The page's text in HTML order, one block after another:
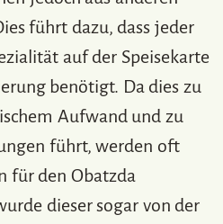
führt dazu, dass jeder
auf der Speisekarte
benötigt. Da dies zu
Aufwand und zu
führt, werden oft
für den Obatzda
dieser sogar von der